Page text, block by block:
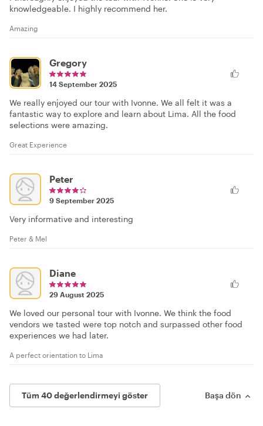
knowledgeable. I highly recommend her.
Amazing
Gregory
14 September 2025
We really enjoyed our tour with Ivonne. We all felt it was a
fantastic way to explore and learn about Lima. All the food
selections were amazing.
Great Experience
Peter
9 September 2025
Very informative and interesting
Peter & Mel
Diane
29 August 2025
We loved our personal tour with Ivonne. We think the food
vendors we tasted were top notch and surpassed other food
experiences we had later.
A perfect orientation to Lima
Tüm 40 değerlendirmeyi göster Başa dön